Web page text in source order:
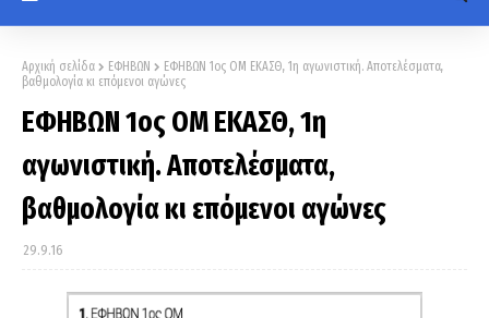
Αρχική σελίδα ΕΦΗΒΩΝ
ΕΦΗΒΩΝ 1ος ΟΜ ΕΚΑΣΘ, 1η αγωνιστική. Αποτελέσματα,
βαθμολογία κι επόμενοι αγώνες
ΕΦΗΒΩΝ 1ος ΟΜ ΕΚΑΣΘ, 1η
αγωνιστική. Αποτελέσματα,
βαθμολογία κι επόμενοι αγώνες
29.9.16